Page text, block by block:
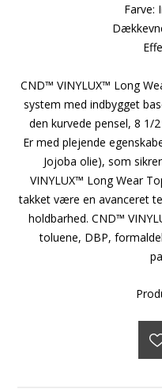
Farve:
CND™ VINYLUX™ Long
system med indbygget
den kurvede pensel, 8 1/
Er med plejende
Jojoba olie), som
VINYLUX™ Long Wear
takket være en avanceret
holdbarhed. CND™
toluene, DBP,